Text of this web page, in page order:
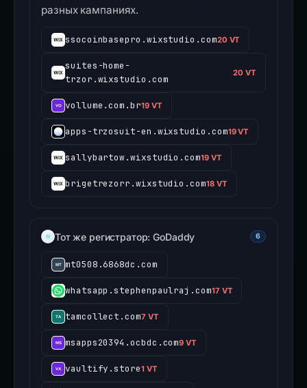
разных кампаниях.
ssocoinbasepro.wixstudio.com20 VT
suites-home-
trzor.wixstudio.com
20 VT
vollume.com.br19 VT
apps-trzosuit-en.wixstudio.com19 VT
sallybartow.wixstudio.com19 VT
brigetrezorr.wixstudio.com18 VT
Тот же регистратор: GoDaddy 6
mt0508.6868dc.com
whatsapp.stephenpaulraj.com17 VT
tamcollect.com7 VT
msapps20394.ocbdc.com9 VT
vaultify.store1 VT